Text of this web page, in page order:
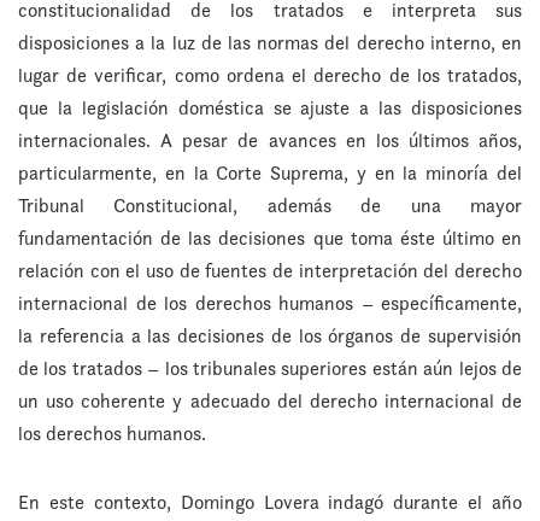
constitucionalidad de los tratados e interpreta sus
disposiciones a la luz de las normas del derecho interno, en
lugar de verificar, como ordena el derecho de los tratados,
que la legislación doméstica se ajuste a las disposiciones
internacionales. A pesar de avances en los últimos años,
particularmente, en la Corte Suprema, y en la minoría del
Tribunal Constitucional, además de una mayor
fundamentación de las decisiones que toma éste último en
relación con el uso de fuentes de interpretación del derecho
internacional de los derechos humanos – específicamente,
la referencia a las decisiones de los órganos de supervisión
de los tratados – los tribunales superiores están aún lejos de
un uso coherente y adecuado del derecho internacional de
los derechos humanos.
En este contexto, Domingo Lovera indagó durante el año